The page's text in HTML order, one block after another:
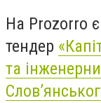
На Prozorro
тендер
та